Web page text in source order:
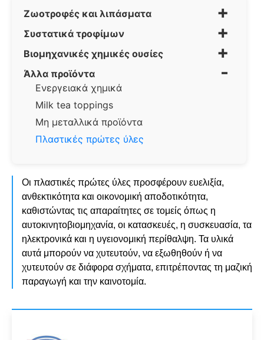
Ζωοτροφές και λιπάσματα +
Συστατικά τροφίμων +
Βιομηχανικές χημικές ουσίες +
Άλλα προϊόντα -
Ενεργειακά χημικά
Milk tea toppings
Μη μεταλλικά προϊόντα
Πλαστικές πρώτες ύλες
Οι πλαστικές πρώτες ύλες προσφέρουν ευελιξία,
ανθεκτικότητα και οικονομική αποδοτικότητα,
καθιστώντας τις απαραίτητες σε τομείς όπως η
αυτοκινητοβιομηχανία, οι κατασκευές, η συσκευασία, τα
ηλεκτρονικά και η υγειονομική περίθαλψη. Τα υλικά
αυτά μπορούν να χυτευτούν, να εξωθηθούν ή να
χυτευτούν σε διάφορα σχήματα, επιτρέποντας τη μαζική
παραγωγή και την καινοτομία.